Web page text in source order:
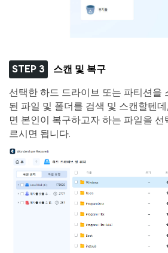
STEP 3 스캔 및 복구
선택한 하드 드라이브 또는 파티션을
된 파일 및 폴더를 검색 및 스캔할텐
면 본인이 복구하고자 하는 파일을
르시면 됩니다.